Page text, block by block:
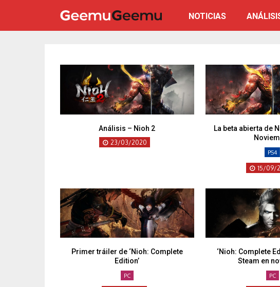
NOTICIAS
Análisis – Nioh 2
23/03/2020
La beta abierta de
PS4
15/09/
Primer tráiler de ‘Nioh: Complete
Edition’
PC
‘Nioh: Complete
Steam en
PC